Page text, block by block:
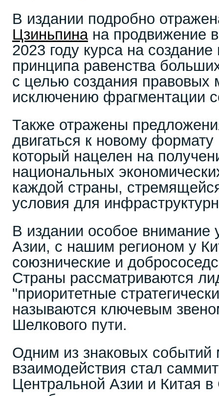
В издании подробно
Цзиньпинана продвижение
2023 году курса на
принципа равенства
с целью создания правовых
исключению фрагментации
Также отражены
двигаться к новому формату
который нацелен на
национальных
каждой страны,
условия для
В издании особое внимание
Азии, с нашим регионом у
союзнические и
Страны рассматриваются
"приоритетные
называются ключевым
Шелкового пути.
Одним из знаковых событий
взаимодействия стал
Центральной Азии и Китая